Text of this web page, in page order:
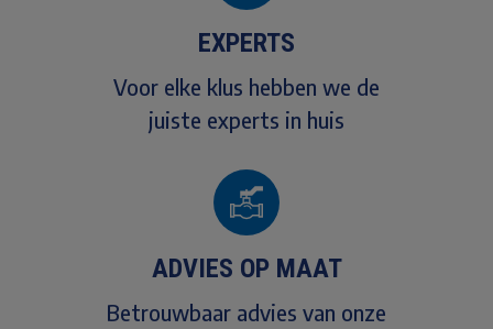
EXPERTS
Voor elke klus hebben we de
juiste experts in huis
ADVIES OP MAAT
Betrouwbaar advies van onze